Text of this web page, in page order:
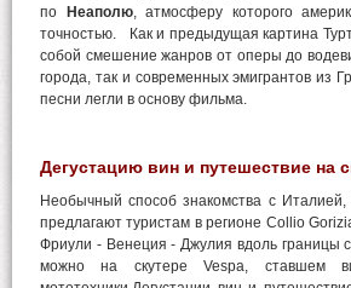
по
Неаполю, атмосферу которого
точностью. Как и предыдущая картина
собой смешение жанров от оперы до
города, так и современных эмигрантов из
песни легли в основу фильма.
Дегустацию вин и путешествие на
Необычный способ знакомства с
предлагают туристам в регионе Collio
Фриули - Венеция - Джулия вдоль границы
можно на скутере Vespa, ставшем